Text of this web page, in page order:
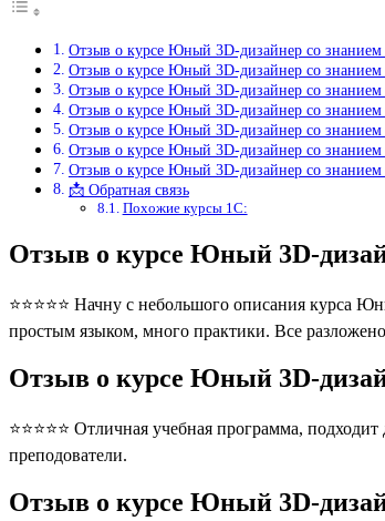
Отзыв о курсе Юный 3D-дизайнер со знанием
Отзыв о курсе Юный 3D-дизайнер со
Отзыв о курсе Юный 3D-дизайнер со знанием
Отзыв о курсе Юный 3D-дизайнер со знанием
Отзыв о курсе Юный 3D-дизайнер со знанием
Отзыв о курсе Юный 3D-дизайнер со знанием
Отзыв о курсе Юный 3D-дизайнер со знанием
📩 Обратная связь
Похожие курсы 1С:
Отзыв о курсе Юный 3D-
⭐⭐⭐⭐⭐ Начну с небольшого описания курса
простым языком, много практики. Все
Отзыв о курсе Юный 3D-
⭐⭐⭐⭐⭐ Отличная учебная программа,
преподователи.
Отзыв о курсе Юный 3D-